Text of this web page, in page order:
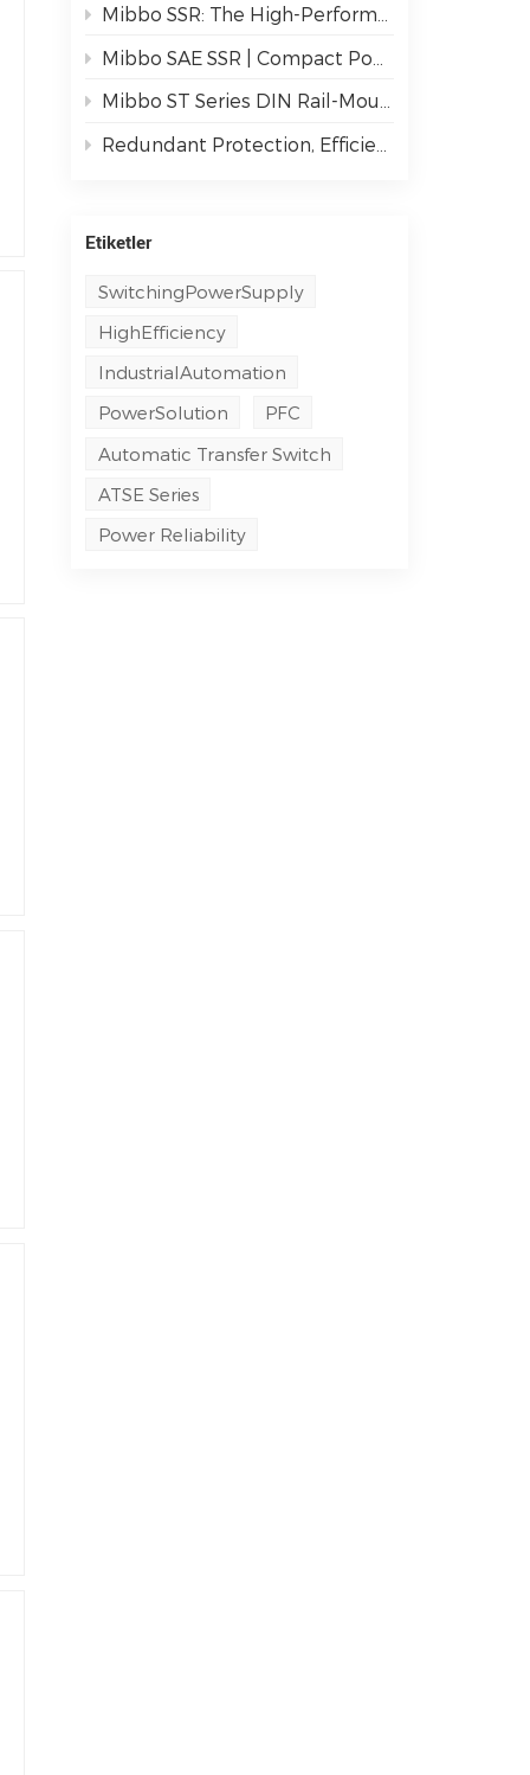
Mibbo SSR: The High-Performance Switching Solution for Demanding Industrial Environments.
Mibbo SAE SSR | Compact Power, Dual-Mode Control for Industrial Reliability
Mibbo ST Series DIN Rail-Mounted Single-Phase AC Output Solid State Relays: Powering Smarter Industrial Automation
Redundant Protection, Efficient & Secure | M3DN Series Redundancy Modules
Etiketler
SwitchingPowerSupply
HighEfficiency
IndustrialAutomation
PowerSolution
PFC
Automatic Transfer Switch
ATSE Series
Power Reliability